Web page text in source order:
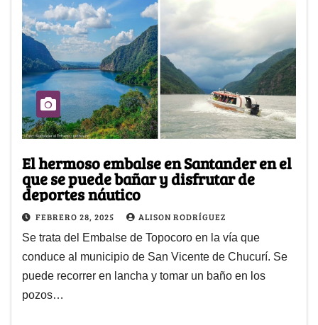
El hermoso embalse en Santander en el
que se puede bañar y disfrutar de
deportes náutico
FEBRERO 28, 2025 ALISON RODRÍGUEZ
Se trata del Embalse de Topocoro en la vía que
conduce al municipio de San Vicente de Chucurí. Se
puede recorrer en lancha y tomar un baño en los
pozos…